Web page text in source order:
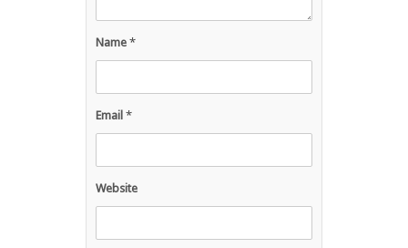
Name *
Email *
Website